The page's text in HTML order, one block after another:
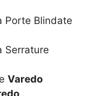
Porte Blindate
Serrature
Varedo